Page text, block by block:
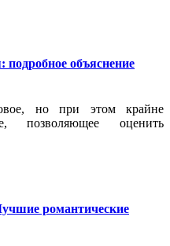
подробное объяснение
но при этом крайне
позволяющее оценить
романтические